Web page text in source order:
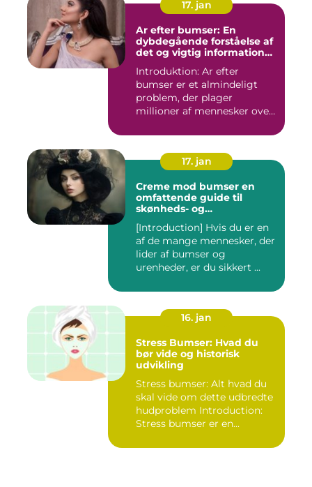
17. jan
Ar efter bumser: En
dybdegående forståelse af
det og vigtig information
Introduktion: Ar efter
bumser er et almindeligt
problem, der plager
millioner af mennesker over
17. jan
Creme mod bumser en
omfattende guide til
skønheds- og
[Introduction] Hvis du er en
af de mange mennesker, der
lider af bumser og
urenheder, er du sikkert ...
16. jan
Stress Bumser: Hvad du
bør vide og historisk
udvikling
Stress bumser: Alt hvad du
skal vide om dette udbredte
hudproblem Introduction:
Stress bumser er en...